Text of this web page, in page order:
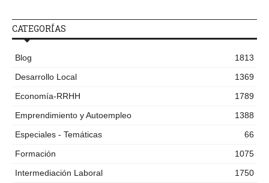
CATEGORÍAS
Blog
1813
Desarrollo Local
1369
Economía-RRHH
1789
Emprendimiento y Autoempleo
1388
Especiales - Temáticas
66
Formación
1075
Intermediación Laboral
1750